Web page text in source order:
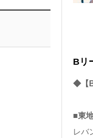
Bリ
◆【
■東
レバ